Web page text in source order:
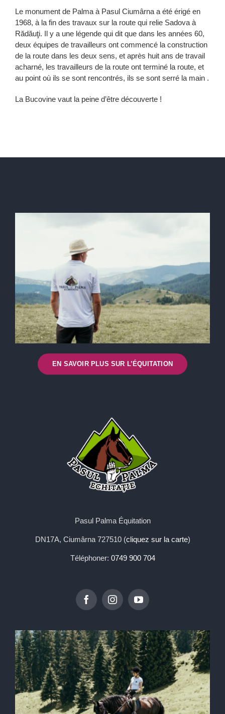
Le monument de Palma à Pasul Ciumârna a été érigé en
1968, à la fin des travaux sur la route qui relie Sadova à
Rădăuţi. Il y a une légende qui dit que dans les années 60,
deux équipes de travailleurs ont commencé la construction
de la route dans les deux sens, et après huit ans de travail
acharné, les travailleurs de la route ont terminé la route, et
au point où ils se sont rencontrés, ils se sont serré la main .
La Bucovine vaut la peine d’être découverte !
EN SAVOIR PLUS SUR L’ÉQUITATION
Pasul Palma Équitation
DN17A, Ciumârna 727510 (cliquez sur la carte)
Téléphoner: 0749 900 704